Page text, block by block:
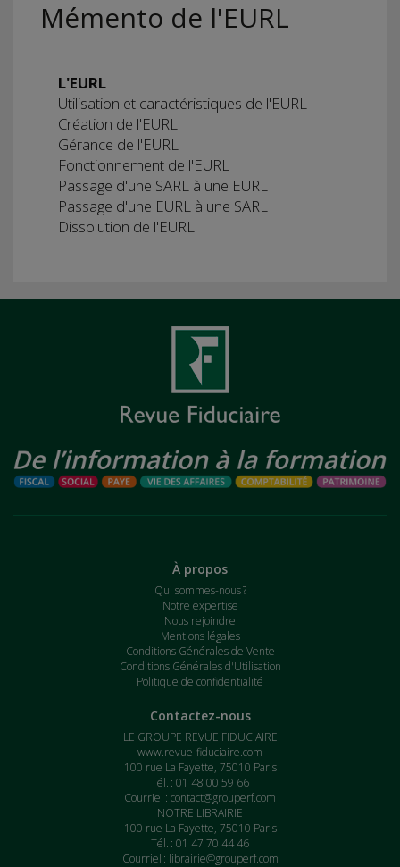
Mémento de l'EURL
L'EURL
Utilisation et caractéristiques de l'EURL
Création de l'EURL
Gérance de l'EURL
Fonctionnement de l'EURL
Passage d'une SARL à une EURL
Passage d'une EURL à une SARL
Dissolution de l'EURL
À propos
Qui sommes-nous ?
Notre expertise
Nous rejoindre
Mentions légales
Conditions Générales de Vente
Conditions Générales d'Utilisation
Politique de confidentialité
Contactez-nous
LE GROUPE REVUE FIDUCIAIRE
www.revue-fiduciaire.com
100 rue La Fayette, 75010 Paris
Tél. : 01 48 00 59 66
Courriel : contact@grouperf.com
NOTRE LIBRAIRIE
100 rue La Fayette, 75010 Paris
Tél. : 01 47 70 44 46
Courriel : librairie@grouperf.com